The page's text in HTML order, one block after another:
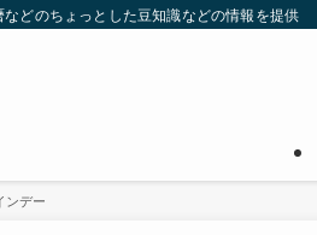
どのちょっとした豆知識などの情報を提供
ンデー